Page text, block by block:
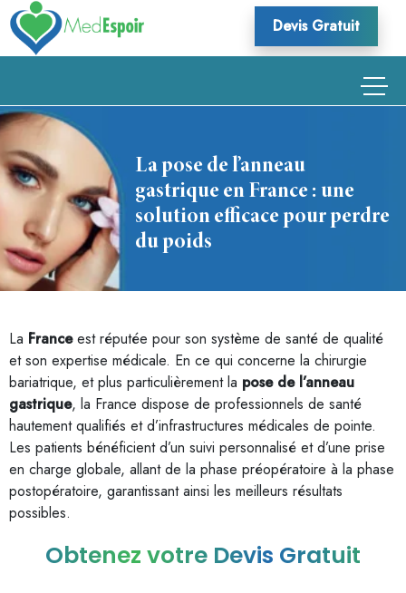
Skip
to
content
Devis Gratuit
La pose de l’anneau
gastrique en France : une
solution efficace pour perdre
du poids
La Franceest réputée pour son système de santé de qualité
et son expertise médicale. En ce qui concerne la chirurgie
bariatrique, et plus particulièrement la pose de l’anneau
gastrique, la France dispose de professionnels de santé
hautement qualifiés et d’infrastructures médicales de pointe.
Les patients bénéficient d’un suivi personnalisé et d’une prise
en charge globale, allant de la phase préopératoire à la phase
postopératoire, garantissant ainsi les meilleurs résultats
possibles.
Obtenez votre Devis Gratuit